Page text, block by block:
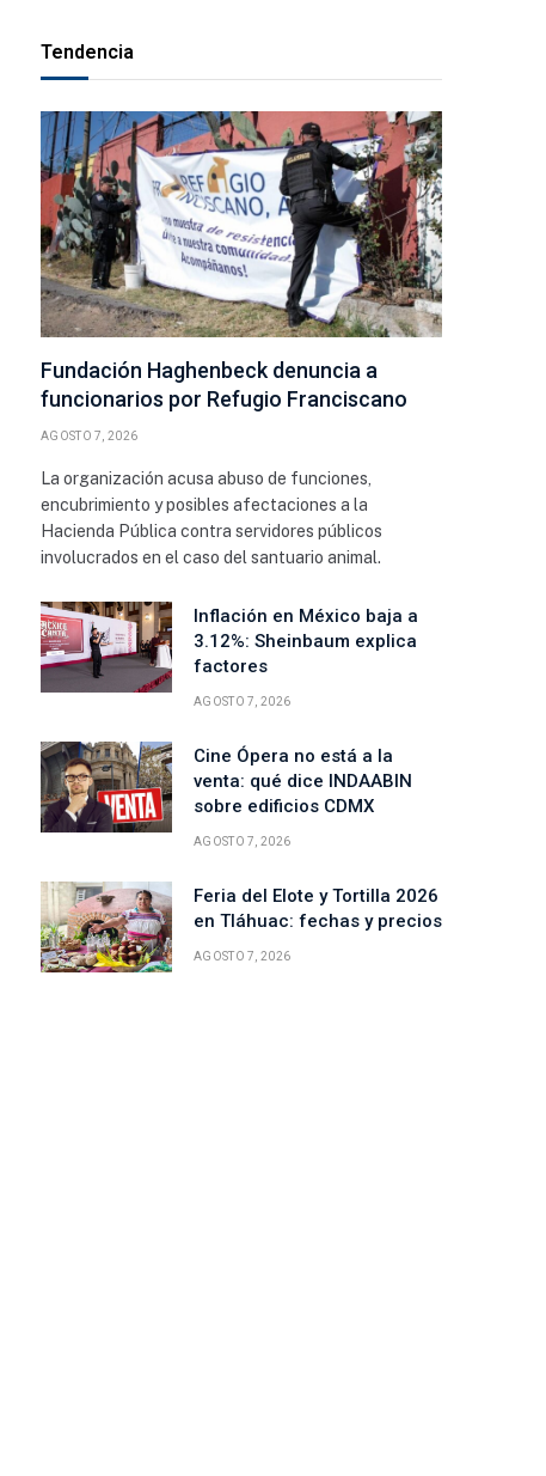
Tendencia
Fundación Haghenbeck denuncia a
funcionarios por Refugio Franciscano
AGOSTO 7, 2026
La organización acusa abuso de funciones,
encubrimiento y posibles afectaciones a la
Hacienda Pública contra servidores públicos
involucrados en el caso del santuario animal.
Inflación en México baja a
3.12%: Sheinbaum explica
factores
AGOSTO 7, 2026
Cine Ópera no está a la
venta: qué dice INDAABIN
sobre edificios CDMX
AGOSTO 7, 2026
Feria del Elote y Tortilla 2026
en Tláhuac: fechas y precios
AGOSTO 7, 2026